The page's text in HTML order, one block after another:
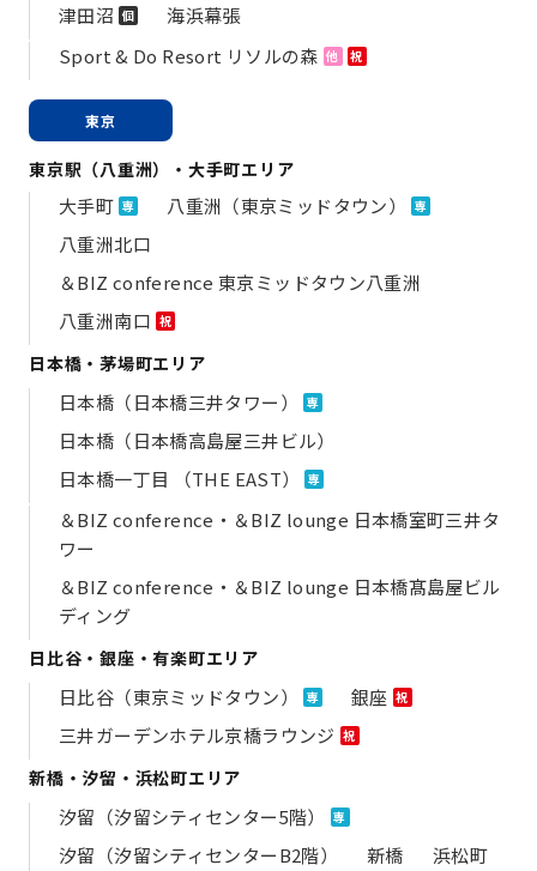
津田沼 個
海浜幕張
Sport & Do Resort リソルの森 他 祝
東京
東京駅（八重洲）・大手町エリア
大手町 専 八重洲（東京ミッドタウン） 専
八重洲北口
＆BIZ conference 東京ミッドタウン八重洲
八重洲南口 祝
日本橋・茅場町エリア
日本橋（日本橋三井タワー） 専
日本橋（日本橋高島屋三井ビル）
日本橋一丁目 （THE EAST）
専
＆BIZ conference・＆BIZ lounge 日本橋室町三井タ
ワー
＆BIZ conference・＆BIZ lounge 日本橋髙島屋ビル
ディング
日比谷・銀座・有楽町エリア
日比谷（東京ミッドタウン） 専 銀座 祝
三井ガーデンホテル京橋ラウンジ 祝
新橋・汐留・浜松町エリア
汐留（汐留シティセンター5階） 専
汐留（汐留シティセンターB2階） 新橋 浜松町